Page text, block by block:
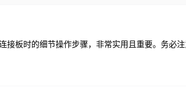
接板时的细节操作步骤，非常实用且重要。务必